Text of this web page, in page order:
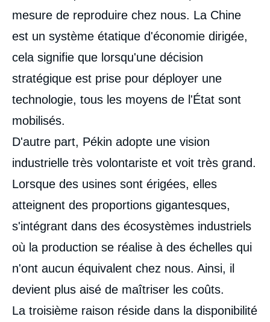
mesure de reproduire chez nous. La Chine
est un système étatique d'économie dirigée,
cela signifie que lorsqu'une décision
stratégique est prise pour déployer une
technologie, tous les moyens de l'État sont
mobilisés.
D'autre part, Pékin adopte une vision
industrielle très volontariste et voit très grand.
Lorsque des usines sont érigées, elles
atteignent des proportions gigantesques,
s'intégrant dans des écosystèmes industriels
où la production se réalise à des échelles qui
n'ont aucun équivalent chez nous. Ainsi, il
devient plus aisé de maîtriser les coûts.
La troisième raison réside dans la disponibilité